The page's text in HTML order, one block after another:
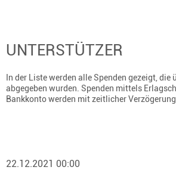
UNTERSTÜTZER
In der Liste werden alle Spenden gezeigt, die
abgegeben wurden. Spenden mittels
Bankkonto werden mit zeitlicher
22.12.2021 00:00